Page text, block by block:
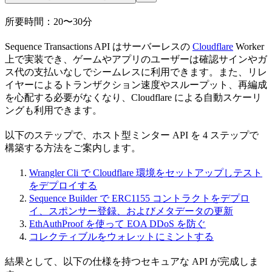
所要時間：20〜30分
Sequence Transactions API はサーバーレスの Cloudflare Worker
上で実装でき、ゲームやアプリのユーザーは確認サインやガ
ス代の支払いなしでシームレスに利用できます。また、リレ
イヤーによるトランザクション速度やスループット、再編成
を心配する必要がなくなり、Cloudflare による自動スケーリ
ングも利用できます。
以下のステップで、ホスト型ミンター API を 4 ステップで
構築する方法をご案内します。
Wrangler Cli で Cloudflare 環境をセットアップしテスト
をデプロイする
Sequence Builder で ERC1155 コントラクトをデプロ
イ、スポンサー登録、およびメタデータの更新
EthAuthProof を使って EOA DDoS を防ぐ
コレクティブルをウォレットにミントする
結果として、以下の仕様を持つセキュアな API が完成しま